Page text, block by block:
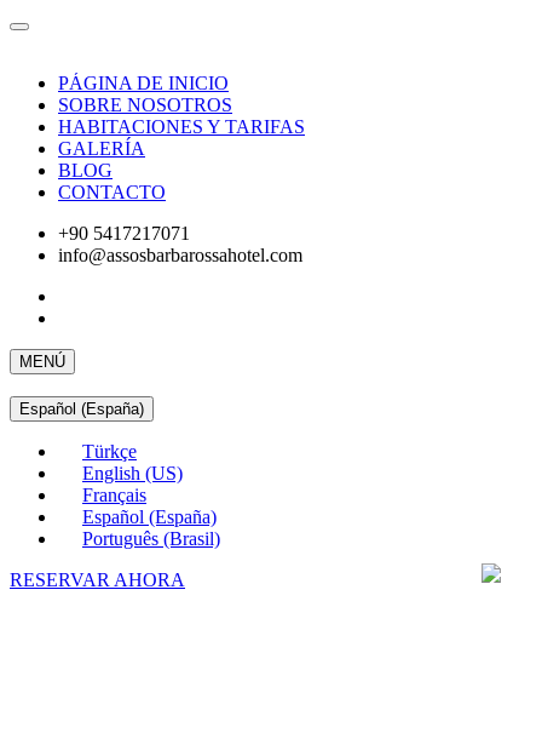
PÁGINA DE INICIO
SOBRE NOSOTROS
HABITACIONES Y TARIFAS
GALERÍA
BLOG
CONTACTO
+90 5417217071
info@assosbarbarossahotel.com
MENÚ
Español (España)
Türkçe
English (US)
Français
Español (España)
Português (Brasil)
RESERVAR AHORA